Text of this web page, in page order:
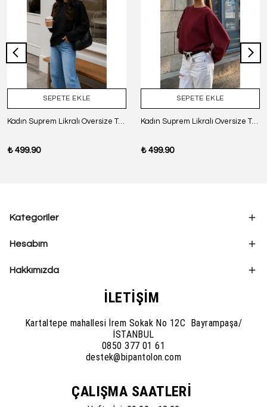
SEPETE EKLE
Kadın Suprem Likralı Oversize T-Shirt - SİYAH
₺ 499.90
SEPETE EKLE
Kadın Suprem Likralı Oversize T-Shirt - BORDO
₺ 499.90
Kategoriler
Hesabım
Hakkımızda
İLETİŞİM
Kartaltepe mahallesi İrem Sokak No 12C Bayrampaşa/
İSTANBUL
0850 377 01 61
destek@bipantolon.com
ÇALIŞMA SAATLERİ